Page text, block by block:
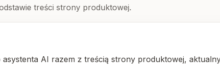
treści strony produktowej.
asystenta AI razem z treścią strony produktowej,